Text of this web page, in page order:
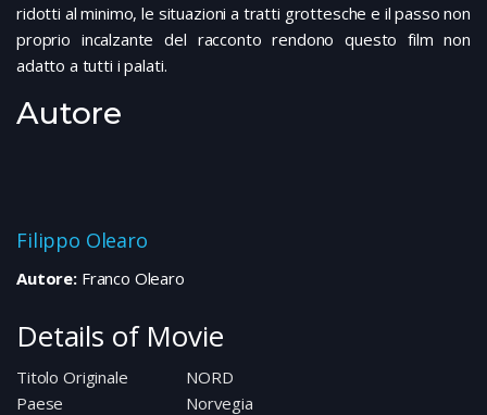
ridotti al minimo, le situazioni a tratti grottesche e il passo non
proprio incalzante del racconto rendono questo film non
adatto a tutti i palati.
Autore
Filippo Olearo
Autore:Franco Olearo
Details of Movie
Titolo Originale
NORD
Paese
Norvegia